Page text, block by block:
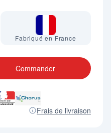
Fabriqué en France
Commander
Frais de livraison